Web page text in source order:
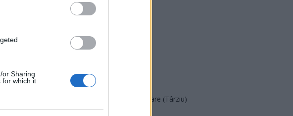
or Sharing
for which it
PNȚMM
SENS
PACE (Peia)
Acțiunea Conservatoare (Târziu)